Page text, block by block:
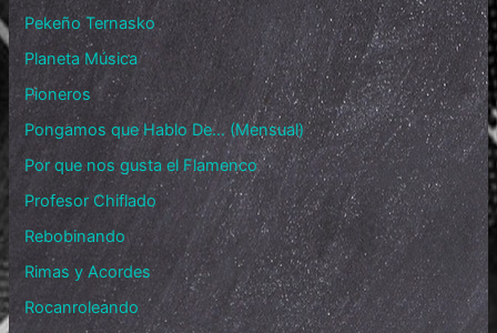
Pekeño Ternasko
Planeta Música
Pioneros
Pongamos que Hablo De… (Mensual)
Por que nos gusta el Flamenco
Profesor Chiflado
Rebobinando
Rimas y Acordes
Rocanroleando